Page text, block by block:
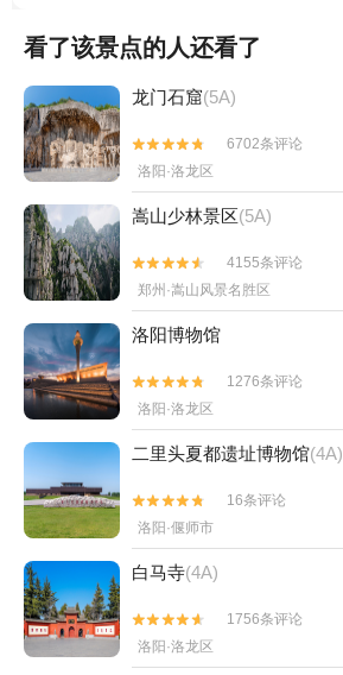
看了该景点的人还看了
龙门石窟(5A)


6702条评论
洛阳·洛龙区
嵩山少林景区(5A)


4155条评论
郑州·嵩山风景名胜区
洛阳博物馆


1276条评论
洛阳·洛龙区
二里头夏都遗址博物馆(4A)


16条评论
洛阳·偃师市
白马寺(4A)


1756条评论
洛阳·洛龙区